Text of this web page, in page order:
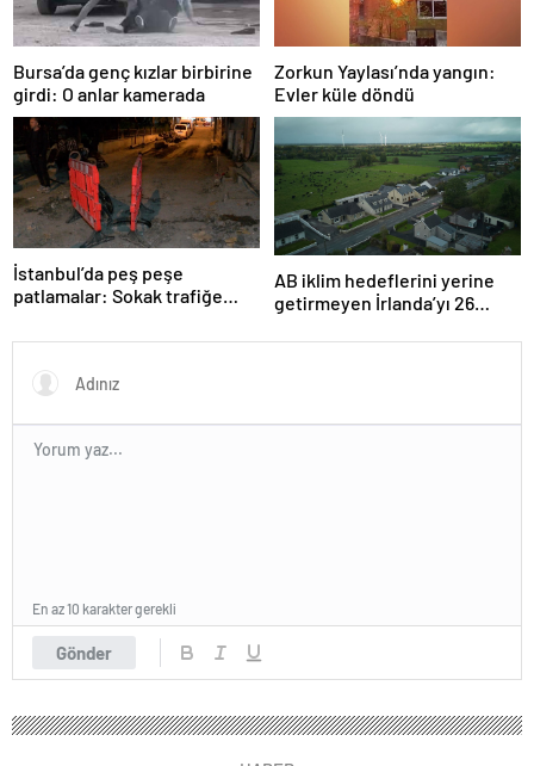
Bursa’da genç kızlar birbirine
girdi: O anlar kamerada
Zorkun Yaylası’nda yangın:
Evler küle döndü
İstanbul’da peş peşe
patlamalar: Sokak trafiğe
AB iklim hedeflerini yerine
getirmeyen İrlanda’yı 26
olabilir
Gönder
En az 10 karakter gerekli